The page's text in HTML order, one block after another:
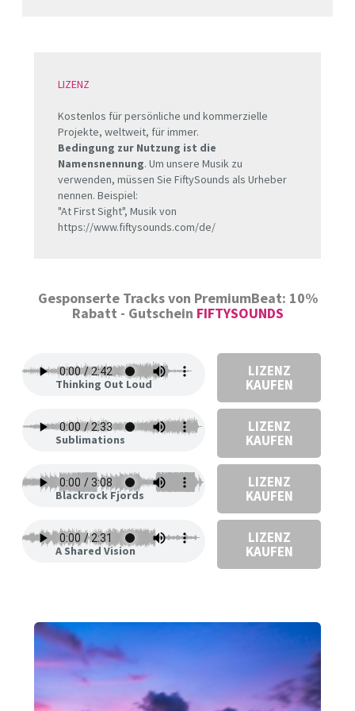
LIZENZ
Kostenlos für persönliche und kommerzielle
Projekte, weltweit, für immer.
Bedingung zur Nutzung ist die
Namensnennung. Um unsere Musik zu
verwenden, müssen Sie FiftySounds als Urheber
nennen. Beispiel:
"At First Sight", Musik von
https://www.fiftysounds.com/de/
Gesponserte Tracks von PremiumBeat: 10%
Rabatt - Gutschein FIFTYSOUNDS
Thinking Out Loud
LIZENZ
KAUFEN
Sublimations
LIZENZ
KAUFEN
Blackrock Fjords
LIZENZ
KAUFEN
A Shared Vision
LIZENZ
KAUFEN